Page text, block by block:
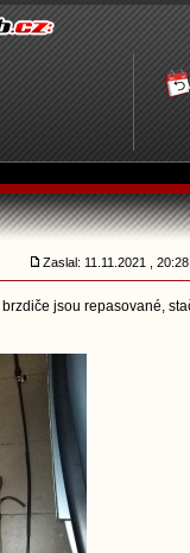
Zaslal: 11.11.2021 ,
jsou repasované,